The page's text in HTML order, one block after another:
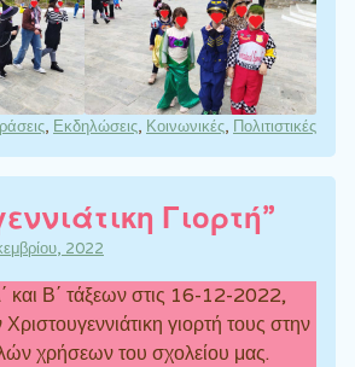
, Εκδηλώσεις, Κοινωνικές, Πολιτιστικές
Γιορτή”
2022
και Β΄ τάξεων στις 16-12-2022,
γιορτή τους στην
χρήσεων του σχολείου μας.